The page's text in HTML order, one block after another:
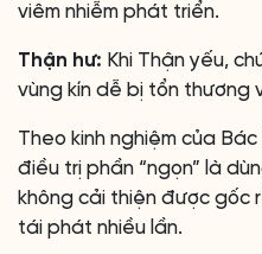
viêm nhiễm phát triển.
Thận hư: Khi Thận yếu,
vùng kín dễ bị tổn thương
Theo kinh nghiệm của
điều trị phần “ngọn” là
không cải thiện được gốc
tái phát nhiều lần.